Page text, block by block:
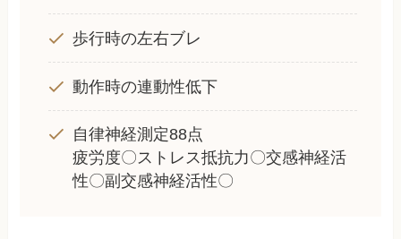
歩行時の左右ブレ
動作時の連動性低下
自律神経測定88点
疲労度〇ストレス抵抗力〇交感神経活
性〇副交感神経活性〇